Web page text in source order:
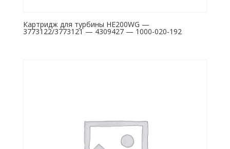
Картридж для турбины HE200WG —
3773122/3773121 — 4309427 — 1000-020-192